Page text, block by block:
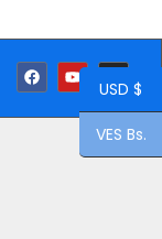
USD $
VES Bs.